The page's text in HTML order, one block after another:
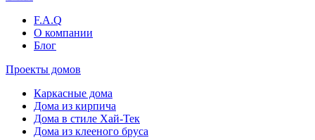
F.A.Q
О компании
Блог
Проекты домов
Каркасные дома
Дома из кирпича
Дома в стиле Хай-Тек
Дома из клееного бруса